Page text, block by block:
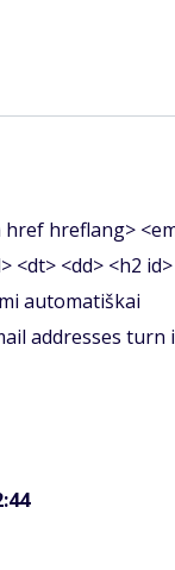
href hreflang>
<dt> <dd> <h2
automatiškai
addresses